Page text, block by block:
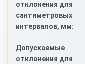
отклонения для
сантиметровых
интервалов, мм:
Допускаемые
отклонения для